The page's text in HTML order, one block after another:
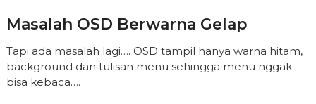
Masalah OSD Berwarna Gelap
Tapi ada masalah lagi…. OSD tampil hanya warna hitam,
background dan tulisan menu sehingga menu nggak
bisa kebaca….